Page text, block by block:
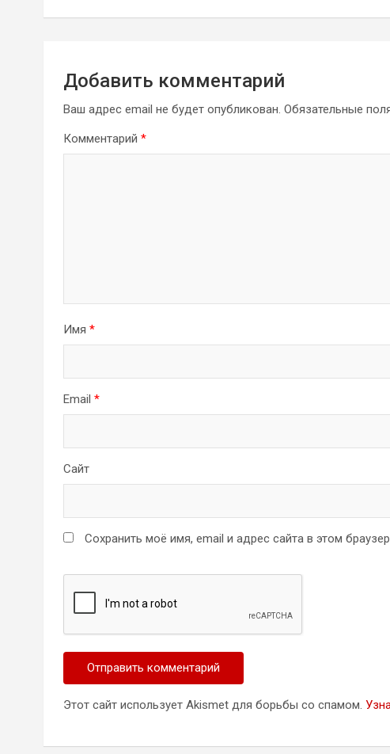
записям
Добавить комментарий
Ваш адрес email не будет опубликован. Обязательные
Комментарий *
Имя *
Email *
Сайт
Сохранить моё имя, email и адрес сайта в этом
Этот сайт использует Akismet для борьбы со спамом.